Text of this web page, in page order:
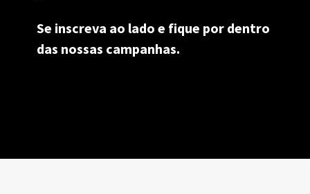
Se inscreva ao lado e fique por dentro
das nossas campanhas.